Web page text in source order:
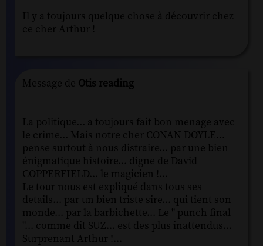
Il y a toujours quelque chose à découvrir chez
ce cher Arthur !
Message de Otis reading
La politique... a toujours fait bon menage avec
le crime... Mais notre cher CONAN DOYLE...
pense surtout à nous distraire... par une bien
énigmatique histoire... digne de David
COPPERFIELD... le magicien !...
Le tour nous est expliqué dans tous ses
details... par un bien triste sire... qui tient son
monde... par la barbichette... Le " punch final
"... comme dit SUZ... est des plus inattendus...
Surprenant Arthur !...